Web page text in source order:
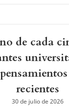
de cada
recientes
30 de julio de 2026